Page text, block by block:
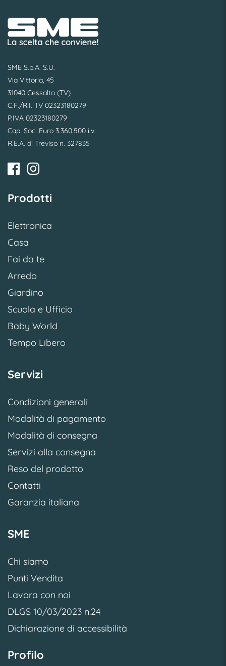
SME S.p.A. S.U.
Via Vittoria, 45
31040 Cessalto (TV)
C.F./R.I. TV 02323180279
P.IVA 02323180279
Cap. Soc. Euro 3.360.500 i.v.
R.E.A. di Treviso n. 327835
Prodotti
Elettronica
Casa
Fai da te
Arredo
Giardino
Scuola e Ufficio
Baby World
Tempo Libero
Servizi
Condizioni generali
Modalità di pagamento
Modalità di consegna
Servizi alla consegna
Reso del prodotto
Contatti
Garanzia italiana
SME
Chi siamo
Punti Vendita
Lavora con noi
DLGS 10/03/2023 n.24
Dichiarazione di accessibilità
Profilo